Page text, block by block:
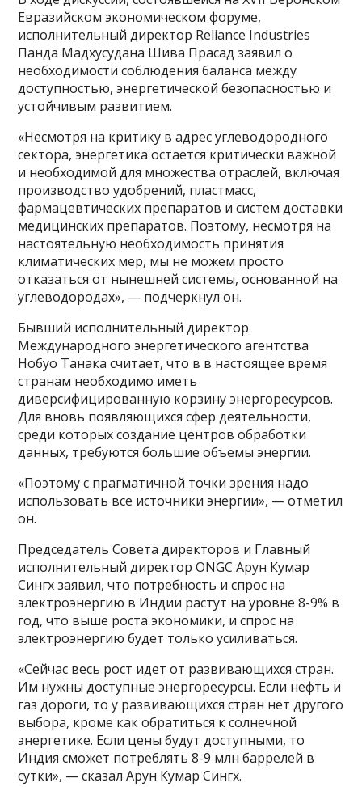
Евразийском экономическом форуме,
исполнительный директор Reliance Industries
Панда Мадхусудана Шива Прасад заявил о
необходимости соблюдения баланса между
доступностью, энергетической безопасностью и
устойчивым развитием.
«Несмотря на критику в адрес углеводородного
сектора, энергетика остается критически важной
и необходимой для множества отраслей, включая
производство удобрений, пластмасс,
фармацевтических препаратов и систем доставки
медицинских препаратов. Поэтому, несмотря на
настоятельную необходимость принятия
климатических мер, мы не можем просто
отказаться от нынешней системы, основанной на
углеводородах», — подчеркнул он.
Бывший исполнительный директор
Международного энергетического агентства
Нобуо Танака считает, что в в настоящее время
странам необходимо иметь
диверсифицированную корзину энергоресурсов.
Для вновь появляющихся сфер деятельности,
среди которых создание центров обработки
данных, требуются большие объемы энергии.
«Поэтому с прагматичной точки зрения надо
использовать все источники энергии», — отметил
он.
Председатель Совета директоров и Главный
исполнительный директор ONGC Арун Кумар
Сингх заявил, что потребность и спрос на
электроэнергию в Индии растут на уровне 8-9% в
год, что выше роста экономики, и спрос на
электроэнергию будет только усиливаться.
«Сейчас весь рост идет от развивающихся стран.
Им нужны доступные энергоресурсы. Если нефть и
газ дороги, то у развивающихся стран нет другого
выбора, кроме как обратиться к солнечной
энергетике. Если цены будут доступными, то
Индия сможет потреблять 8-9 млн баррелей в
сутки», — сказал Арун Кумар Сингх.